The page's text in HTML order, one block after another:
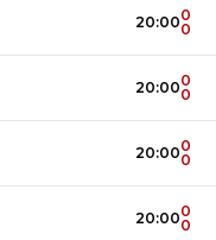
20:000
0
20:000
0
20:000
0
20:000
0